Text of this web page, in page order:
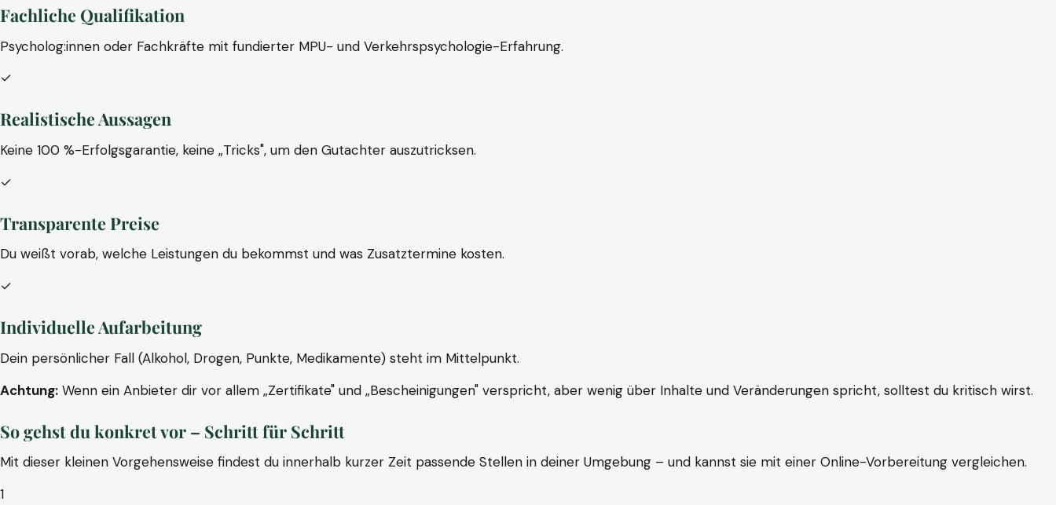
Fachliche Qualifikation
Psycholog:innen oder Fachkräfte mit fundierter MPU- und Verkehrspsychologie-Erfahrung.
✓
Realistische Aussagen
Keine 100 %-Erfolgsgarantie, keine „Tricks", um den Gutachter auszutricksen.
✓
Transparente Preise
Du weißt vorab, welche Leistungen du bekommst und was Zusatztermine kosten.
✓
Individuelle Aufarbeitung
Dein persönlicher Fall (Alkohol, Drogen, Punkte, Medikamente) steht im Mittelpunkt.
Achtung: Wenn ein Anbieter dir vor allem „Zertifikate" und „Bescheinigungen" verspricht, aber wenig über Inhalte und Veränderungen spricht, solltest du kritisch wirst.
So gehst du konkret vor – Schritt für Schritt
Mit dieser kleinen Vorgehensweise findest du innerhalb kurzer Zeit passende Stellen in deiner Umgebung – und kannst sie mit einer Online-Vorbereitung vergleichen.
1